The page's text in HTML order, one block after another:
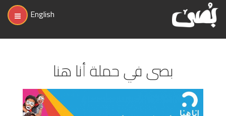
English
بصى في حملة أنا هنا